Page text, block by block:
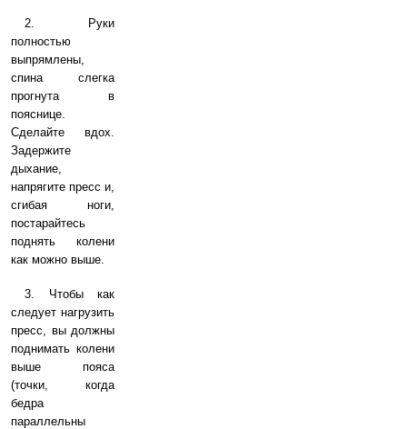
2. Руки
полностью
выпрямлены,
спина слегка
прогнута в
пояснице.
Сделайте вдох.
Задержите
дыхание,
напрягите пресс и,
сгибая ноги,
постарайтесь
поднять колени
как можно выше.
3. Чтобы как
следует нагрузить
пресс, вы должны
поднимать колени
выше пояса
(точки, когда
бедра
параллельны